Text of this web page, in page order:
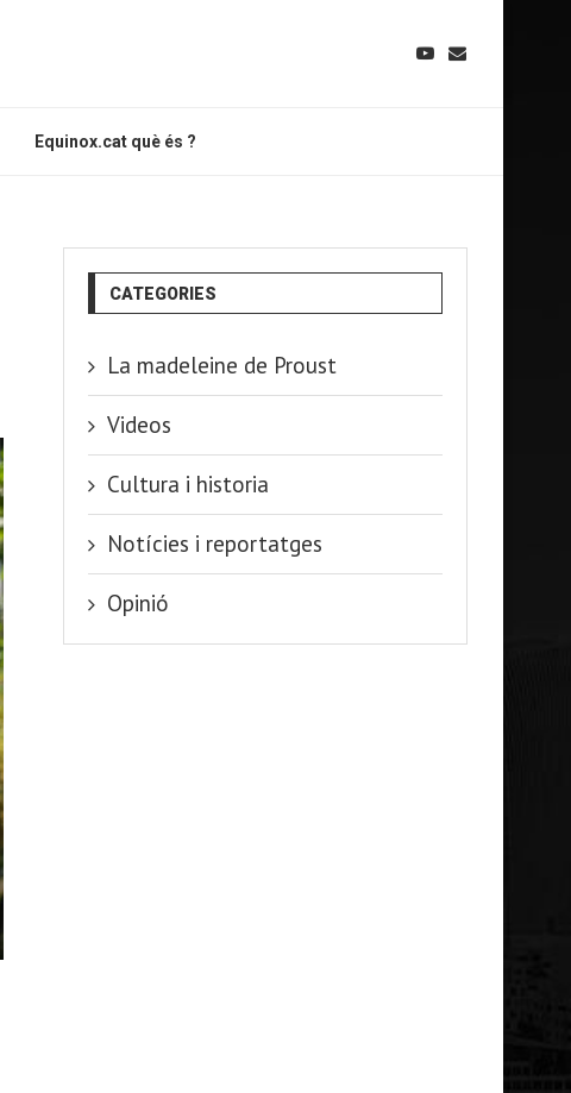
Equinox.cat què és ?
CATEGORIES
La madeleine de Proust
Videos
Cultura i historia
Notícies i reportatges
Opinió